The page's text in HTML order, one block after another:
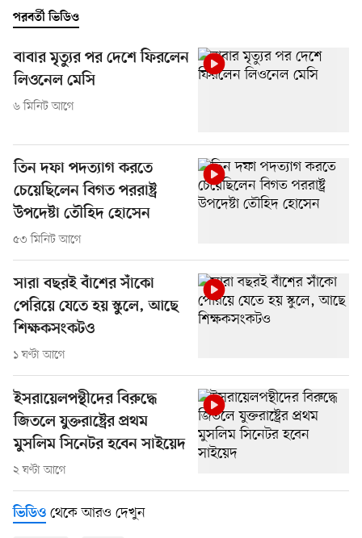
পরবর্তী ভিডিও
বাবার মৃত্যুর পর দেশে ফিরলেন
লিওনেল মেসি
৬ মিনিট আগে
তিন দফা পদত্যাগ করতে
চেয়েছিলেন বিগত পররাষ্ট্র
উপদেষ্টা তৌহিদ হোসেন
৫৩ মিনিট আগে
সারা বছরই বাঁশের সাঁকো
পেরিয়ে যেতে হয় স্কুলে, আছে
শিক্ষকসংকটও
১ ঘণ্টা আগে
ইসরায়েলপন্থীদের বিরুদ্ধে
জিতলে যুক্তরাষ্ট্রের প্রথম
মুসলিম সিনেটর হবেন সাইয়েদ
২ ঘণ্টা আগে
ভিডিও থেকে আরও দেখুন